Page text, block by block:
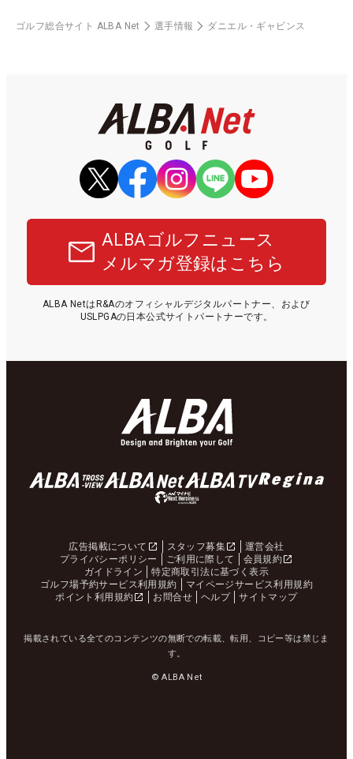
ゴルフ総合サイト ALBA Net 選手情報 ダニエル・ギャビンス
ALBAゴルフニュース
メルマガ登録はこちら
ALBA NetはR&Aのオフィシャルデジタルパートナー、および
USLPGAの日本公式サイトパートナーです。
広告掲載について スタッフ募集
運営会社
プライバシーポリシー
ご利用に際して
会員規約
ガイドライン
特定商取引法に基づく表示
ゴルフ場予約サービス利用規約
マイページサービス利用規約
ポイント利用規約
お問合せ ヘルプ サイトマップ
掲載されている全てのコンテンツの無断での転載、転用、コピー等は禁じま
す。
© ALBA Net